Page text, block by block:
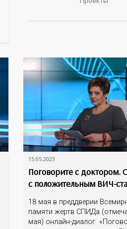
15.05.2023
Поговорите с доктором.
с положительным ВИЧ-
18 мая в преддверии
памяти жертв СПИДа
мая) онлайн-диалог